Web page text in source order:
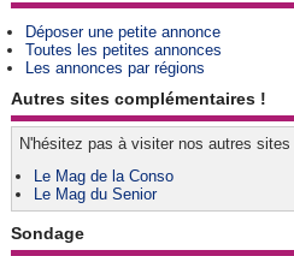
Déposer une petite annonce
Toutes les petites annonces
Les annonces par régions
Autres sites complémentaires !
N'hésitez pas à visiter nos autres
Le Mag de la Conso
Le Mag du Senior
Sondage